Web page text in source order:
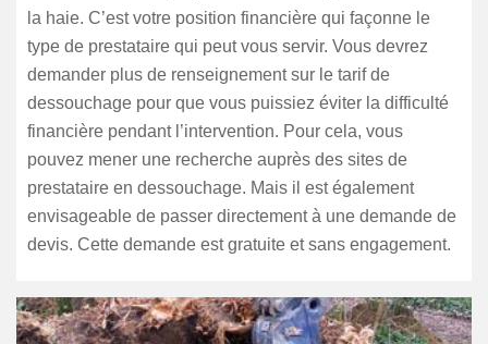
la haie. C’est votre position financière qui façonne le
type de prestataire qui peut vous servir. Vous devrez
demander plus de renseignement sur le tarif de
dessouchage pour que vous puissiez éviter la difficulté
financière pendant l’intervention. Pour cela, vous
pouvez mener une recherche auprès des sites de
prestataire en dessouchage. Mais il est également
envisageable de passer directement à une demande de
devis. Cette demande est gratuite et sans engagement.